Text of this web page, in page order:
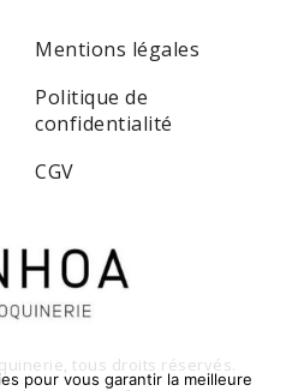
Mentions légales
Politique de
confidentialité
CGV
tous droits réservés.
pour vous garantir la meilleure